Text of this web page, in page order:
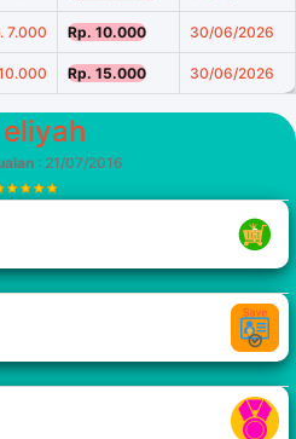
7.000 Rp. 10.000 30/06/2026
Rp. 15.000 30/06/2026
: 21/07/2016